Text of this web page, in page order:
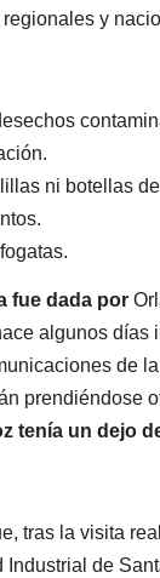
y
ni botellas
fue dada por
algunos días
de
prendiéndose
tenía un dejo
tras la visita
Industrial de